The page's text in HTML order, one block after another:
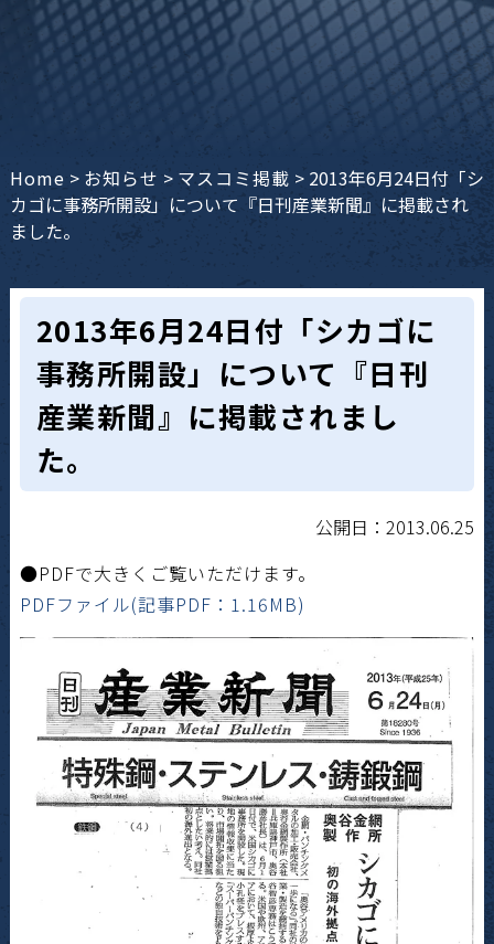
Home > お知らせ > マスコミ掲載 > 2013年6月24日付「シ
カゴに事務所開設」について『日刊産業新聞』に掲載され
ました。
2013年6月24日付「シカゴに
事務所開設」について『日刊
産業新聞』に掲載されまし
た。
公開日：2013.06.25
●PDFで大きくご覧いただけます。
PDFファイル(記事PDF：1.16MB)